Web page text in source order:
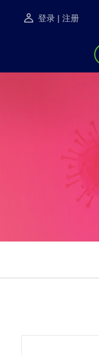
登录 | 注册